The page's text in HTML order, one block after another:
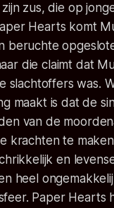
zus, die op
Hearts komt
beruchte
die claimt dat
slachtoffers was.
maakt is dat de
van de
krachten te
en
heel
Paper Hearts